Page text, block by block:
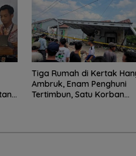
Tiga Rumah di Kertak
Ambruk, Enam Penghuni
Tertimbun, Satu Korban